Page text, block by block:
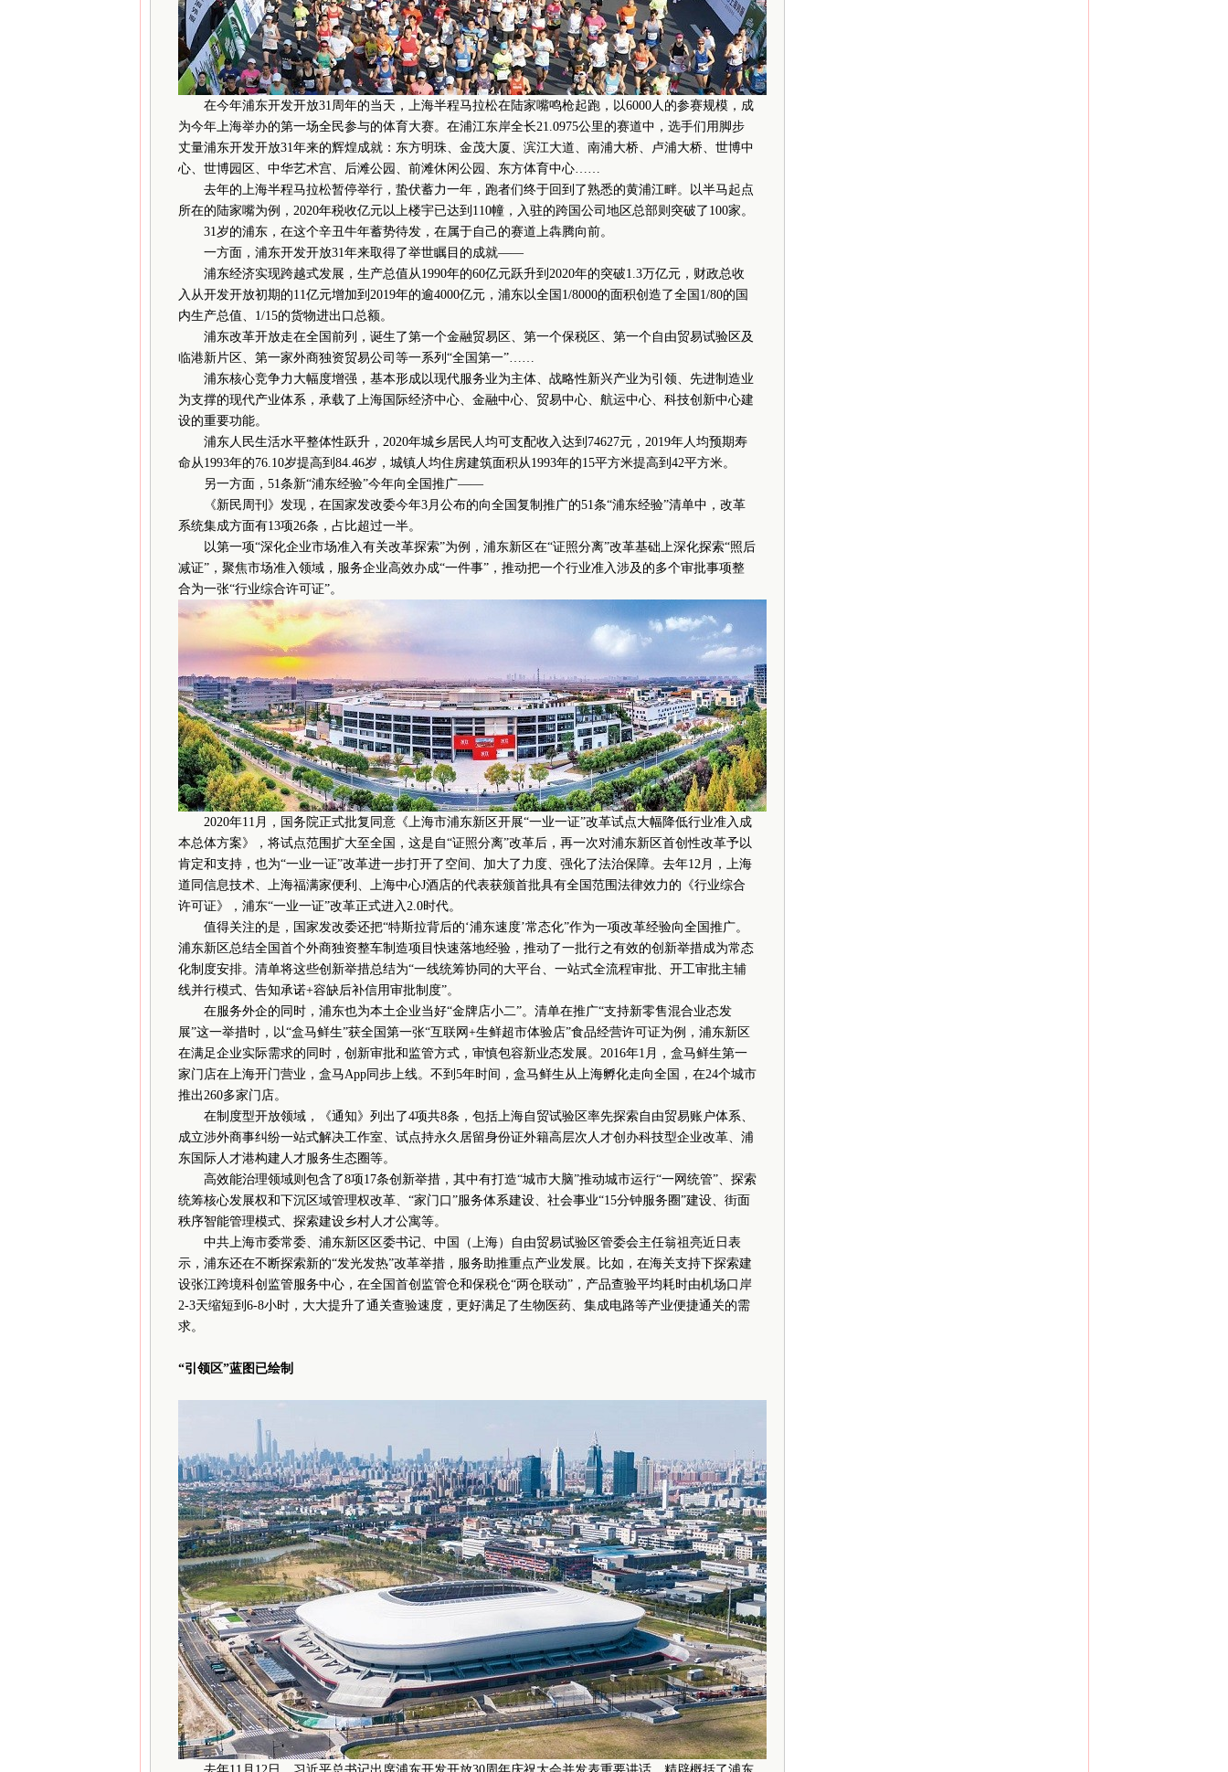
在今年浦东开发开放31周年的当天，上海半程马拉松在陆家嘴鸣枪起跑，以6000人的参赛规模，成
为今年上海举办的第一场全民参与的体育大赛。在浦江东岸全长21.0975公里的赛道中，选手们用脚步
丈量浦东开发开放31年来的辉煌成就：东方明珠、金茂大厦、滨江大道、南浦大桥、卢浦大桥、世博中
心、世博园区、中华艺术宫、后滩公园、前滩休闲公园、东方体育中心……
去年的上海半程马拉松暂停举行，蛰伏蓄力一年，跑者们终于回到了熟悉的黄浦江畔。以半马起点
所在的陆家嘴为例，2020年税收亿元以上楼宇已达到110幢，入驻的跨国公司地区总部则突破了100家。
31岁的浦东，在这个辛丑牛年蓄势待发，在属于自己的赛道上犇腾向前。
一方面，浦东开发开放31年来取得了举世瞩目的成就——
浦东经济实现跨越式发展，生产总值从1990年的60亿元跃升到2020年的突破1.3万亿元，财政总收
入从开发开放初期的11亿元增加到2019年的逾4000亿元，浦东以全国1/8000的面积创造了全国1/80的国
内生产总值、1/15的货物进出口总额。
浦东改革开放走在全国前列，诞生了第一个金融贸易区、第一个保税区、第一个自由贸易试验区及
临港新片区、第一家外商独资贸易公司等一系列“全国第一”……
浦东核心竞争力大幅度增强，基本形成以现代服务业为主体、战略性新兴产业为引领、先进制造业
为支撑的现代产业体系，承载了上海国际经济中心、金融中心、贸易中心、航运中心、科技创新中心建
设的重要功能。
浦东人民生活水平整体性跃升，2020年城乡居民人均可支配收入达到74627元，2019年人均预期寿
命从1993年的76.10岁提高到84.46岁，城镇人均住房建筑面积从1993年的15平方米提高到42平方米。
另一方面，51条新“浦东经验”今年向全国推广——
《新民周刊》发现，在国家发改委今年3月公布的向全国复制推广的51条“浦东经验”清单中，改革
系统集成方面有13项26条，占比超过一半。
以第一项“深化企业市场准入有关改革探索”为例，浦东新区在“证照分离”改革基础上深化探索“照后
减证”，聚焦市场准入领域，服务企业高效办成“一件事”，推动把一个行业准入涉及的多个审批事项整
合为一张“行业综合许可证”。
2020年11月，国务院正式批复同意《上海市浦东新区开展“一业一证”改革试点大幅降低行业准入成
本总体方案》，将试点范围扩大至全国，这是自“证照分离”改革后，再一次对浦东新区首创性改革予以
肯定和支持，也为“一业一证”改革进一步打开了空间、加大了力度、强化了法治保障。去年12月，上海
道同信息技术、上海福满家便利、上海中心J酒店的代表获颁首批具有全国范围法律效力的《行业综合
许可证》，浦东“一业一证”改革正式进入2.0时代。
值得关注的是，国家发改委还把“特斯拉背后的‘浦东速度’常态化”作为一项改革经验向全国推广。
浦东新区总结全国首个外商独资整车制造项目快速落地经验，推动了一批行之有效的创新举措成为常态
化制度安排。清单将这些创新举措总结为“一线统筹协同的大平台、一站式全流程审批、开工审批主辅
线并行模式、告知承诺+容缺后补信用审批制度”。
在服务外企的同时，浦东也为本土企业当好“金牌店小二”。清单在推广“支持新零售混合业态发
展”这一举措时，以“盒马鲜生”获全国第一张“互联网+生鲜超市体验店”食品经营许可证为例，浦东新区
在满足企业实际需求的同时，创新审批和监管方式，审慎包容新业态发展。2016年1月，盒马鲜生第一
家门店在上海开门营业，盒马App同步上线。不到5年时间，盒马鲜生从上海孵化走向全国，在24个城市
推出260多家门店。
在制度型开放领域，《通知》列出了4项共8条，包括上海自贸试验区率先探索自由贸易账户体系、
成立涉外商事纠纷一站式解决工作室、试点持永久居留身份证外籍高层次人才创办科技型企业改革、浦
东国际人才港构建人才服务生态圈等。
高效能治理领域则包含了8项17条创新举措，其中有打造“城市大脑”推动城市运行“一网统管”、探索
统筹核心发展权和下沉区域管理权改革、“家门口”服务体系建设、社会事业“15分钟服务圈”建设、街面
秩序智能管理模式、探索建设乡村人才公寓等。
中共上海市委常委、浦东新区区委书记、中国（上海）自由贸易试验区管委会主任翁祖亮近日表
示，浦东还在不断探索新的“发光发热”改革举措，服务助推重点产业发展。比如，在海关支持下探索建
设张江跨境科创监管服务中心，在全国首创监管仓和保税仓“两仓联动”，产品查验平均耗时由机场口岸
2-3天缩短到6-8小时，大大提升了通关查验速度，更好满足了生物医药、集成电路等产业便捷通关的需
求。
“引领区”蓝图已绘制